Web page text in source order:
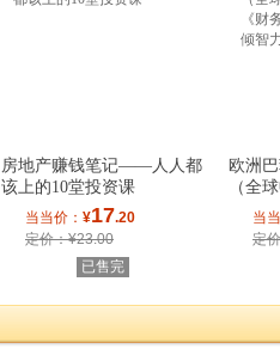
房地产赚钱笔记——人人都
该上的10堂投资课
当当价： ¥17.20
定价：¥23.00
已售完
欧洲
（全
《财
当
定